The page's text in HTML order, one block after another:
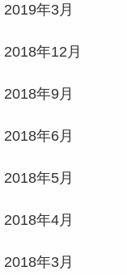
2019年3月
2018年12月
2018年9月
2018年6月
2018年5月
2018年4月
2018年3月